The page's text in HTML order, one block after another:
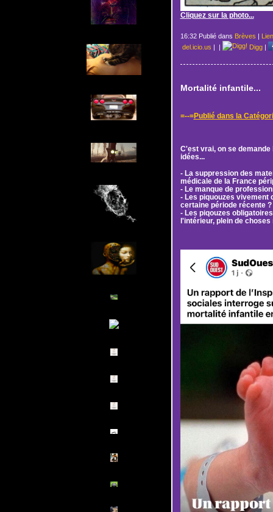
Cliquez sur la photo...
16:32 Publié dans Brèves |
del.icio.us | | Digg|
Mortalité infantile...
=--=Publié dans la
C'est vrai, on se
idées...
- La suppression des
médicale de la France
- Le manque de
- Les piquouzes vivement
certaine période récente ?
- Les piqouzes
l'intérieur, plein de